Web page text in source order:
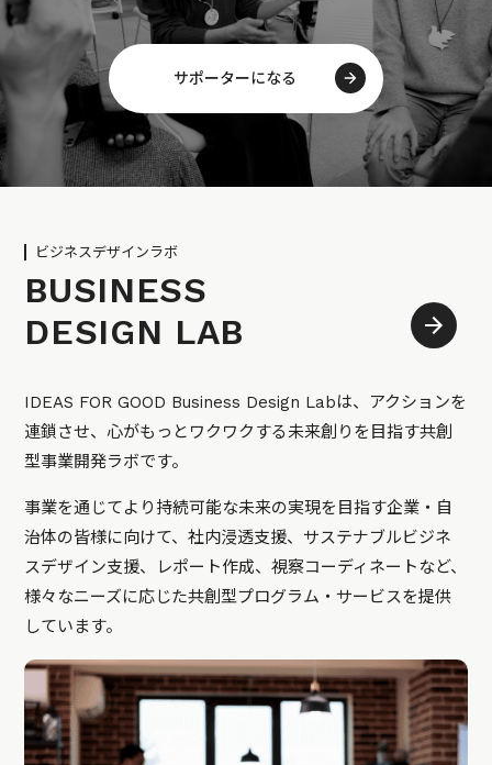
サポーターになる
ビジネスデザインラボ
BUSINESS
DESIGN LAB
IDEAS FOR GOOD Business Design Labは、アクションを
連鎖させ、心がもっとワクワクする未来創りを目指す共創
型事業開発ラボです。
事業を通じてより持続可能な未来の実現を目指す企業・自
治体の皆様に向けて、社内浸透支援、サステナブルビジネ
スデザイン支援、レポート作成、視察コーディネートなど、
様々なニーズに応じた共創型プログラム・サービスを提供
しています。